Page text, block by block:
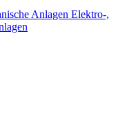
Anlagen Elektro-,